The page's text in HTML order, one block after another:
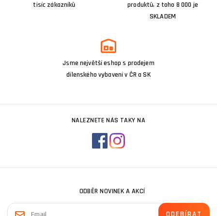
tisíc zákazníků
produktů, z toho 8 000 je
SKLADEM
Jsme největší eshop s prodejem
dílenského vybavení v ČR a SK
NALEZNETE NÁS TAKY NA
ODBĚR NOVINEK A AKCÍ